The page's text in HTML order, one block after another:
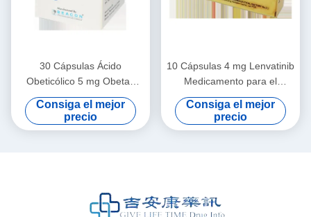
30 Cápsulas Ácido
Obeticólico 5 mg Obetan
Ácido Obeticólico 5 mg
Consiga el mejor
precio
10 Cápsulas 4 mg Lenvatinib
Medicamento para el
carcinoma hepatocelular
Consiga el mejor
precio